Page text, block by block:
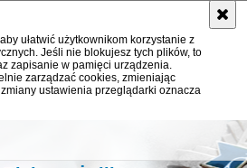
ułatwić użytkownikom korzystanie z
Jeśli nie blokujesz tych plików, to
zapisanie w pamięci urządzenia.
zarządzać cookies, zmieniając
ustawienia przeglądarki oznacza